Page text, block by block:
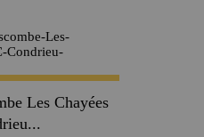
Les Chayées